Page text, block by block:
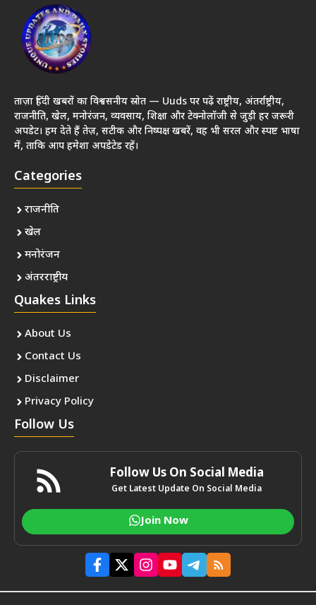
ताज़ा हिंदी खबरों का विश्वसनीय स्रोत — Uuds पर पढ़ें राष्ट्रीय, अंतर्राष्ट्रीय,
राजनीति, खेल, मनोरंजन, व्यवसाय, शिक्षा और टेक्नोलॉजी से जुड़ी हर जरूरी
अपडेट। हम देते हैं तेज़, सटीक और निष्पक्ष खबरें, वह भी सरल और स्पष्ट भाषा
में, ताकि आप हमेशा अपडेटेड रहें।
Categories
राजनीति
खेल
मनोरंजन
अंतरराष्ट्रीय
Quakes Links
About Us
Contact Us
Disclaimer
Privacy Policy
Follow Us
Follow Us On Social Media
Get Latest Update On Social Media
Join Now